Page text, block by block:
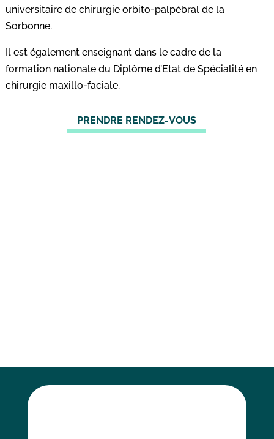
universitaire de chirurgie orbito-palpébral de la
Sorbonne.
Il est également enseignant dans le cadre de la
formation nationale du Diplôme d’Etat de Spécialité en
chirurgie maxillo-faciale.
PRENDRE RENDEZ-VOUS